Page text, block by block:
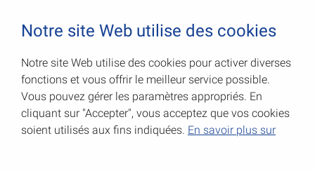
Consoles avec renfort
Code Art.: 000159400W
Notre site Web utilise des cookies
Notre site Web utilise des cookies pour activer diverses
fonctions et vous offrir le meilleur service possible.
Vous pouvez gérer les paramètres appropriés. En
cliquant sur "Accepter", vous acceptez que vos cookies
soient utilisés aux fins indiquées. En savoir plus sur